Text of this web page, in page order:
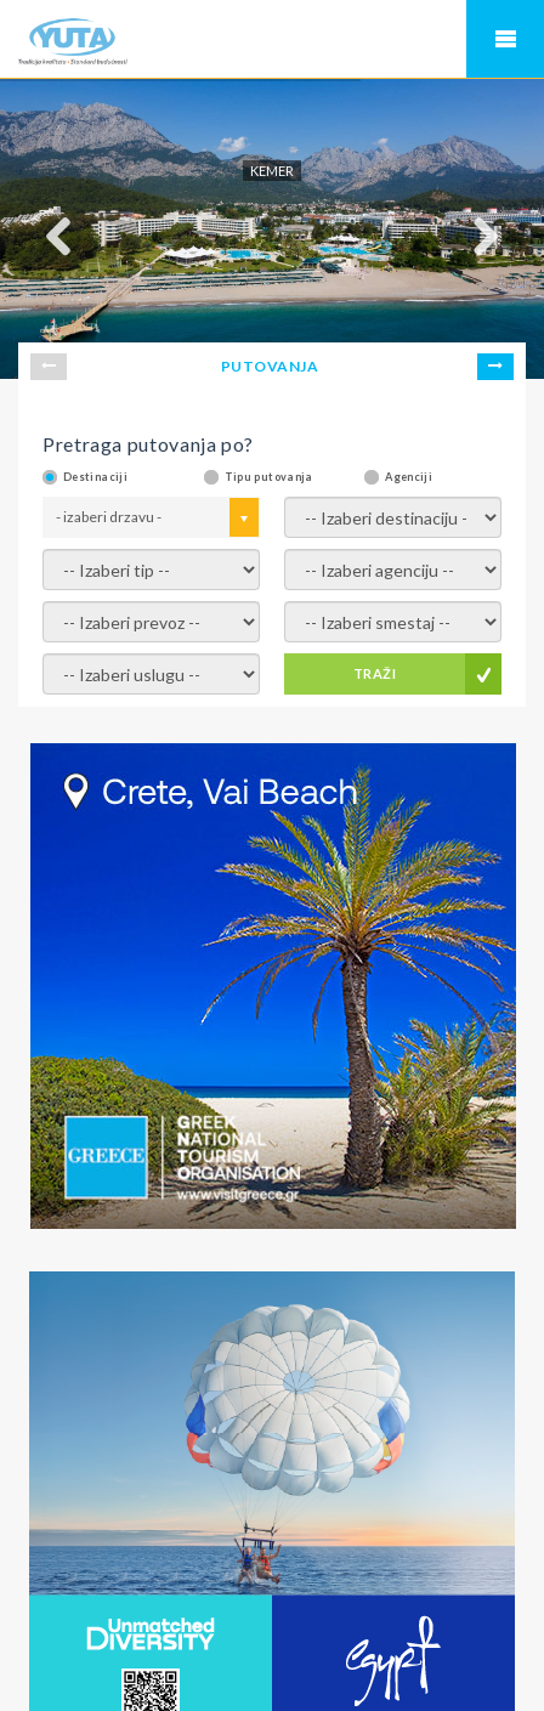
KEMER
PUTOVANJA
Pretraga putovanja po?
Destinaciji Tipu putovanja Agenciji
- izaberi drzavu - - izaberi destinaciju -
- izaberi tip - - izaberi agenciju -
- izaberi prevoz - - Izaberite smestaj -
- Izaberite uslugu - TRAŽI